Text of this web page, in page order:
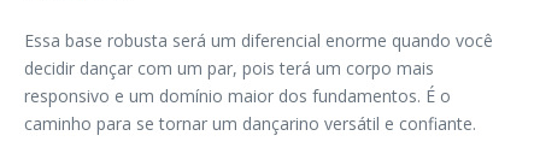
Essa base robusta será um diferencial enorme quando você
decidir dançar com um par, pois terá um corpo mais
responsivo e um domínio maior dos fundamentos. É o
caminho para se tornar um dançarino versátil e confiante.